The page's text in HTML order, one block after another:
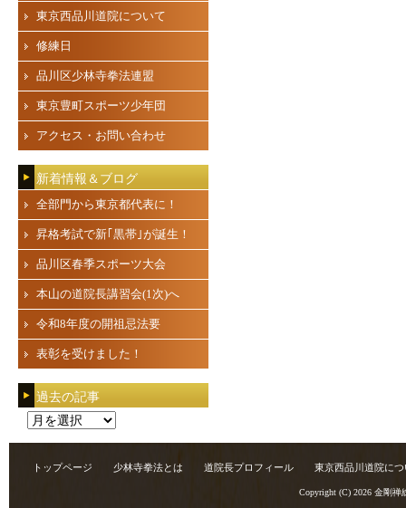
東京西品川道院について
修練日
品川区少林寺拳法連盟
東京豊町スポーツ少年団
アクセス・お問い合わせ
新着情報＆ブログ
全部門から東京都代表に！
昇格考試で新｢黒帯｣が誕生！
品川区春季スポーツ大会
本山の道院長講習会(1次)へ
令和8年度の開祖忌法要
表彰を受けました！
過去の記事
トップページ 少林寺拳法とは 道院長プロフィール 東京西品川道院につ
Copyright (C) 2026 金剛禅